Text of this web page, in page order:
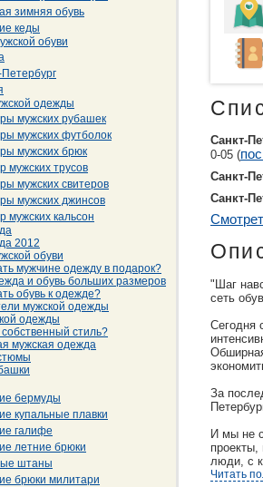
зимняя обувь
кеды
обуви
одежды
мужских рубашек
мужских футболок
мужских брюк
мужских трусов
мужских свитеров
мужских джинсов
мужских кальсон
2012
обуви
мужчине одежду в подарок?
и обувь больших размеров
обувь к одежде?
мужской одежды
одежды
собственный стиль?
мужская одежда
бермуды
купальные плавки
галифе
летние брюки
штаны
брюки милитари
Санкт-
0-05 (
Санкт-
Санкт-
"Шаг
сеть
Сегодня
За
И мы не
люди, с
Читать